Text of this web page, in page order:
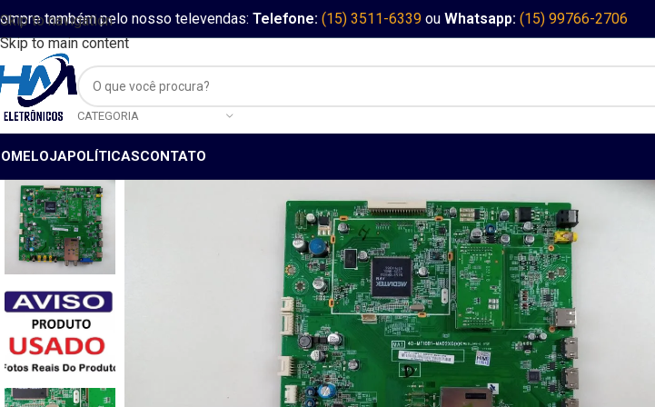
Skip to navigation
Skip to main content
também pelo nosso televendas: Telefone: (15) 3511-6339 ou Whatsapp: (15) 99766-2706
CATEGORIA
LOJAPOLÍTICASCONTATO